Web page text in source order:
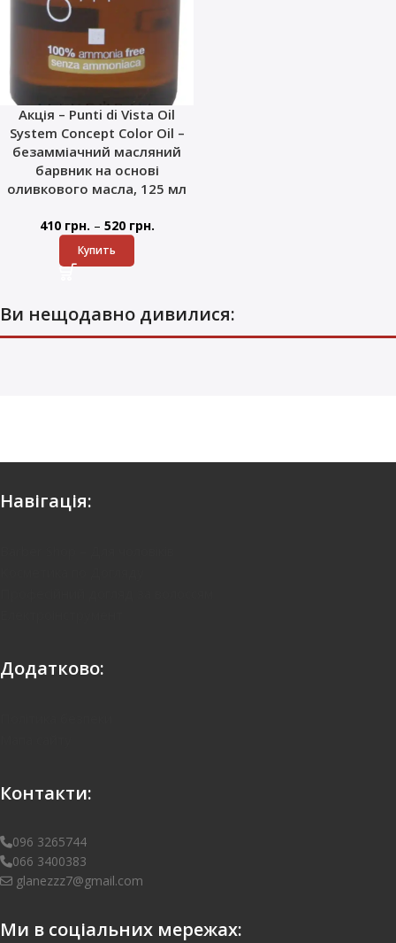
Акція – Punti di Vista Oil
System Concept Color Oil –
безамміачний масляний
барвник на основі
оливкового масла, 125 мл
410 грн. – 520 грн.
Купить
Ви нещодавно дивилися:
Навігація:
Додатково:
Контакти:
096 3265744
066 3400383
glanezzz7@gmail.com
Ми в соціальних мережах: